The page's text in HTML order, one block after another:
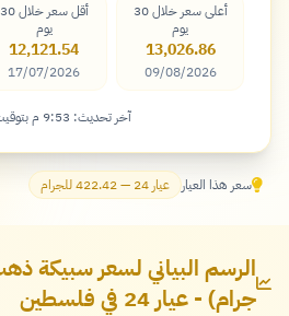
أعلى سعر خلال 30
يوم
13,026.86
09/08/2026
أقل سعر خلال 30
يوم
12,121.54
17/07/2026
آخر تحديث: 9:53 م بتوقيت القدس
سعر هذا العيار عيار 24 — 422.42 للجرام
جرام) - عيار 24 في فلسطين